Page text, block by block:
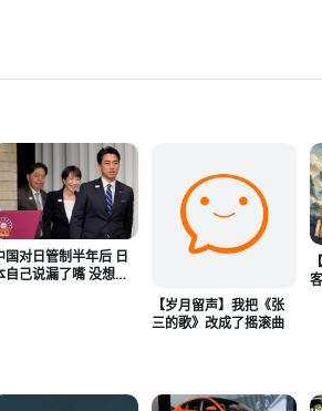
国对日管制半年后 日
自己说漏了嘴 没想到
【岁月留声】我把《张
三的歌》改成了摇滚曲
客